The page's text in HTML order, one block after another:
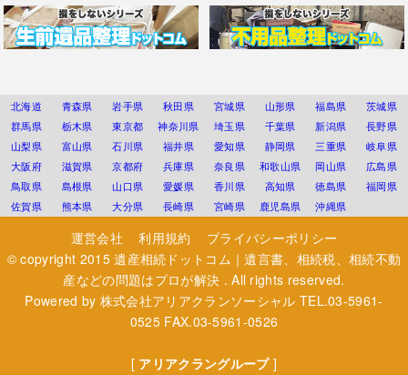
北海道 青森県 岩手県 秋田県 宮城県 山形県 福島県
茨城県
群馬県
栃木県 東京都 神奈川県 埼玉県 千葉県 新潟県
長野県
山梨県
富山県 石川県 福井県 愛知県 静岡県 三重県
岐阜県
大阪府
滋賀県 京都府 兵庫県 奈良県 和歌山県 岡山県
広島県
鳥取県
島根県 山口県 愛媛県 香川県 高知県 徳島県
福岡県
佐賀県
熊本県 大分県 長崎県 宮崎県 鹿児島県 沖縄県
運営会社 利用規約
プライバシーポリシー
© copyright 2015遺産相続ドットコム｜遺言書、相続税、相続不動
産などの問題はプロが解決 . All rights reserved.
Powered by 株式会社アリアクランソーシャル TEL.03-5961-
0525 FAX.03-5961-0526
[ アリアクラングループ]